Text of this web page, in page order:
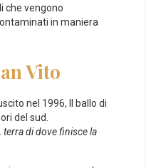
che vengono
in maniera
Vito
nel 1996, Il ballo di
del sud.
terra di dove finisce la